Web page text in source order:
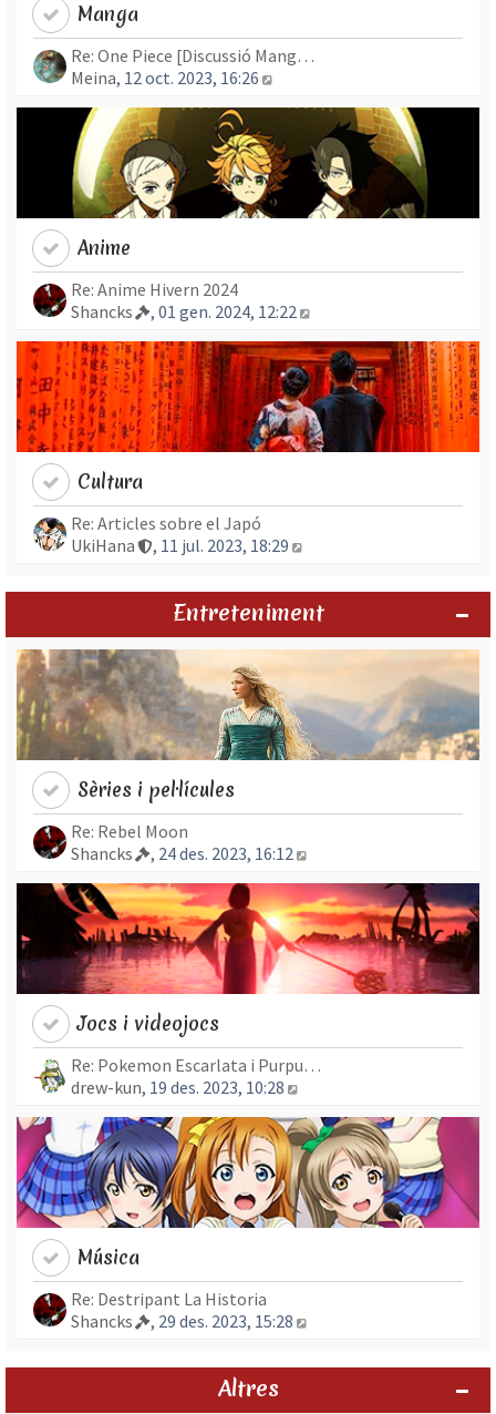
Manga
Re: One Piece [Discussió Mang…
Meina, 12 oct. 2023, 16:26
Anime
Re: Anime Hivern 2024
Shancks
, 01 gen. 2024, 12:22
Cultura
Re: Articles sobre el Japó
UkiHana
, 11 jul. 2023, 18:29
Entreteniment
Sèries i pel·lícules
Re: Rebel Moon
Shancks
, 24 des. 2023, 16:12
Jocs i videojocs
Re: Pokemon Escarlata i Purpu…
drew-kun, 19 des. 2023, 10:28
Música
Re: Destripant La Historia
Shancks
, 29 des. 2023, 15:28
Altres